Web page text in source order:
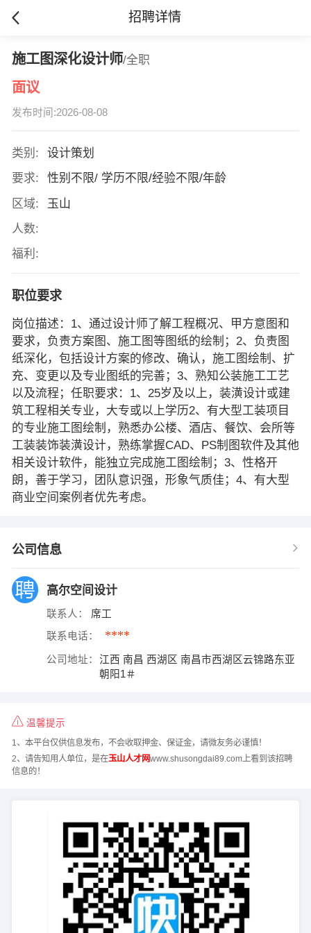
招聘详情
施工图深化设计师/全职
面议
发布时间:2026-08-08
类别:
设计策划
要求:
性别不限/ 学历不限/经验不限/年龄
区域:
玉山
人数:
福利:
职位要求
岗位描述：1、通过设计师了解工程概况、甲方意图和
要求，负责方案图、施工图等图纸的绘制；2、负责图
纸深化，包括设计方案的修改、确认，施工图绘制、扩
充、变更以及专业图纸的完善；3、熟知公装施工工艺
以及流程；任职要求：1、25岁及以上，装潢设计或建
筑工程相关专业，大专或以上学历2、有大型工装项目
的专业施工图绘制，熟悉办公楼、酒店、餐饮、会所等
工装装饰装潢设计，熟练掌握CAD、PS制图软件及其他
相关设计软件，能独立完成施工图绘制；3、性格开
朗，善于学习，团队意识强，形象气质佳；4、有大型
商业空间案例者优先考虑。
公司信息
高尔空间设计
联系人： 席工
联系电话： ****
公司地址：
江西 南昌 西湖区 南昌市西湖区云锦路东亚
朝阳1＃
温馨提示
1、本平台仅供信息发布，不会收取押金、保证金，请微友务必谨慎！
2、请告知用人单位，是在玉山人才网www.shusongdai89.com上看到该招聘
信息的！